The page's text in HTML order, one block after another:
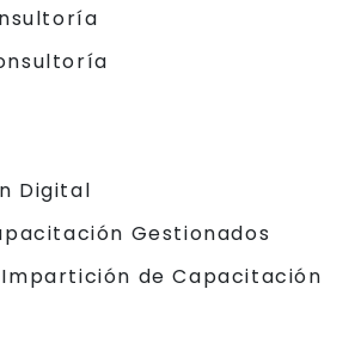
Digital
Gestionados
de Capacitación